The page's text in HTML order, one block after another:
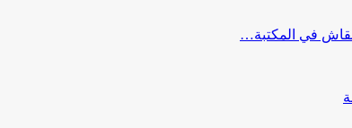
في المكتبة…